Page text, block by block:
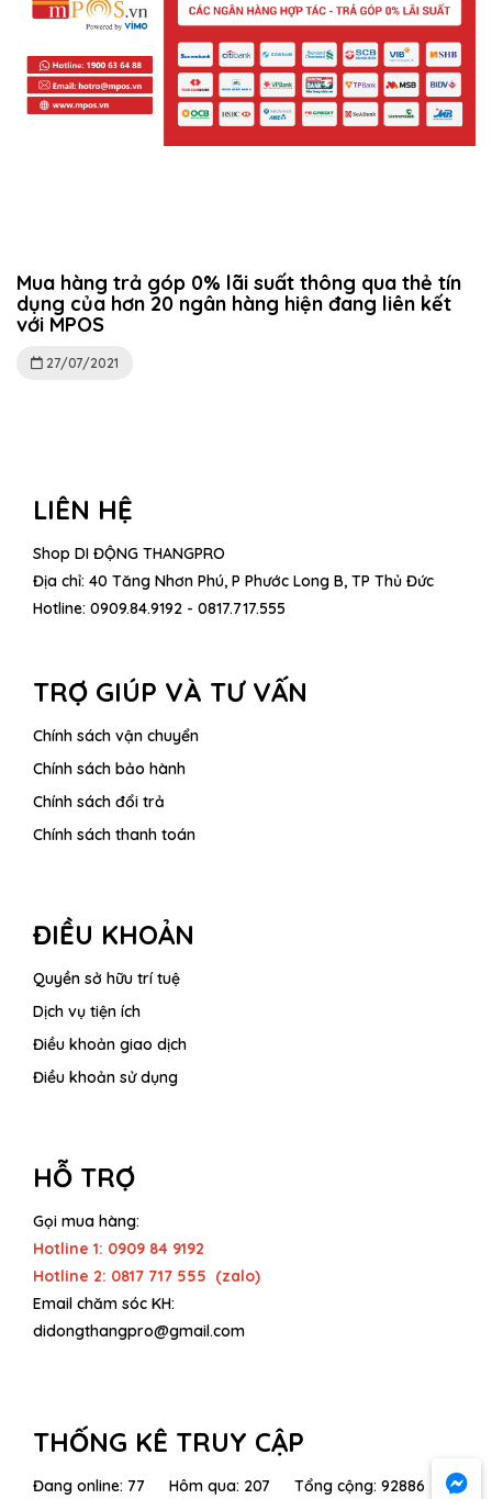
Mua hàng trả góp 0% lãi suất thông qua thẻ tín
dụng của hơn 20 ngân hàng hiện đang liên kết
với MPOS
27/07/2021
LIÊN HỆ
Shop DI ĐỘNG THANGPRO
Địa chỉ: 40 Tăng Nhơn Phú, P Phước Long B, TP Thủ Đức
Hotline: 0909.84.9192 - 0817.717.555
TRỢ GIÚP VÀ TƯ VẤN
Chính sách vận chuyển
Chính sách bảo hành
Chính sách đổi trả
Chính sách thanh toán
ĐIỀU KHOẢN
Quyền sở hữu trí tuệ
Dịch vụ tiện ích
Điều khoản giao dịch
Điều khoản sử dụng
HỖ TRỢ
Gọi mua hàng:
Hotline 1: 0909 84 9192
Hotline 2: 0817 717 555 (zalo)
Email chăm sóc KH:
didongthangpro@gmail.com
THỐNG KÊ TRUY CẬP
Đang online: 77 Hôm qua: 207 Tổng cộng: 92886